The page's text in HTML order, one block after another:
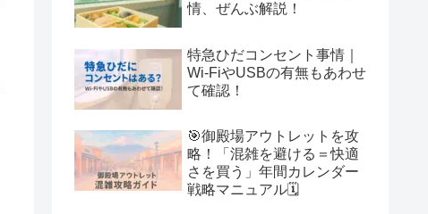
情、ぜんぶ解説！
特急ひだコンセント事情｜
Wi-FiやUSBの有無もあわせ
て確認！
🎯御殿場アウトレットを攻
略！「混雑を避ける＝快適
さを買う」年間カレンダー
戦略マニュアル🗓